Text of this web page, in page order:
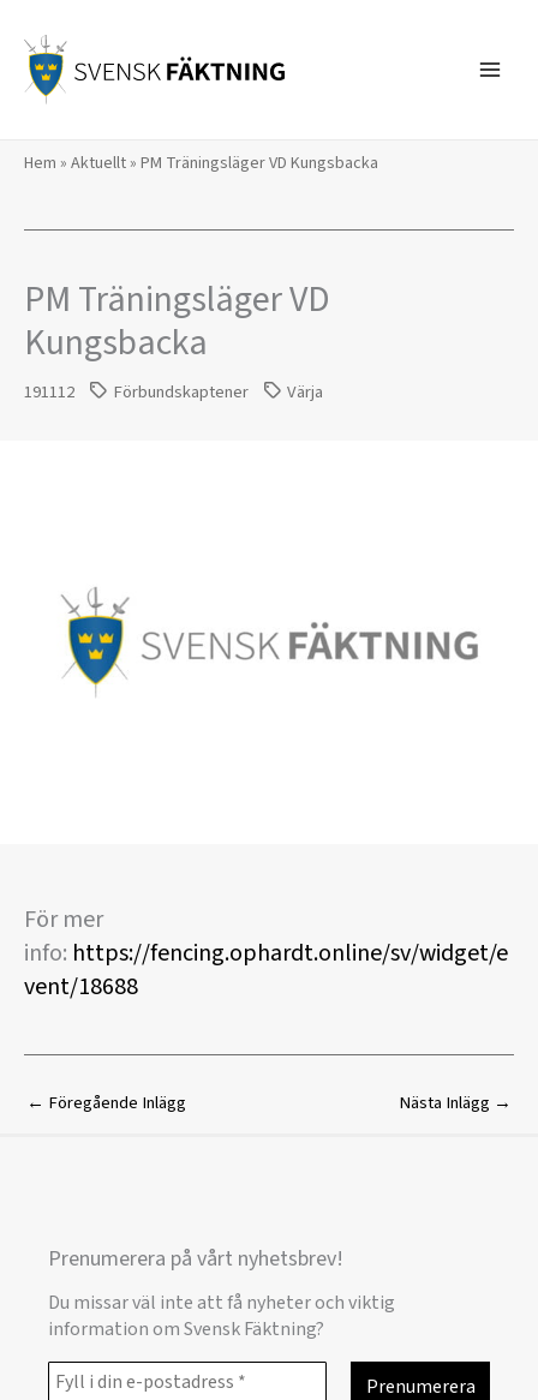
innehåll
Hem » Aktuellt» PM Träningsläger VD Kungsbacka
PM Träningsläger VD
Kungsbacka
191112 Förbundskaptener Värja
För mer
info: https://fencing.ophardt.online/sv/widget/e
vent/18688
← Föregående Inlägg Nästa Inlägg →
Prenumerera på vårt nyhetsbrev!
Du missar väl inte att få nyheter och viktig
information om Svensk Fäktning?